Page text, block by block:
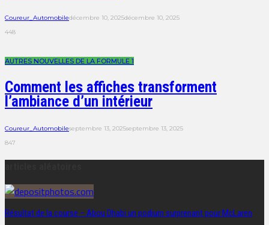
Coureur_Automobiledécembre 10, 2025décembre 10, 2025
448
AUTRES NOUVELLES DE LA FORMULE 1
Comment les affiches transforment
l’ambiance d’un intérieur
Coureur_Automobileseptembre 13, 2025septembre 13, 2025
847
Résultat de la course – Abou Dhabi un podium surprenant pour McLaren